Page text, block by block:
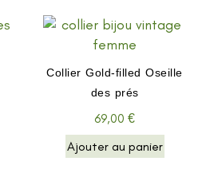
Collier Gold-filled Oseille
des prés
69,00 €
Ajouter au panier